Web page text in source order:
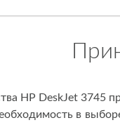
HP DeskJet 3745
в